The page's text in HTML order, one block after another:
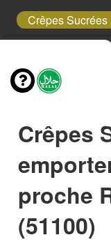
Crêpes Sucrées
Crêpes
proche
(51100)